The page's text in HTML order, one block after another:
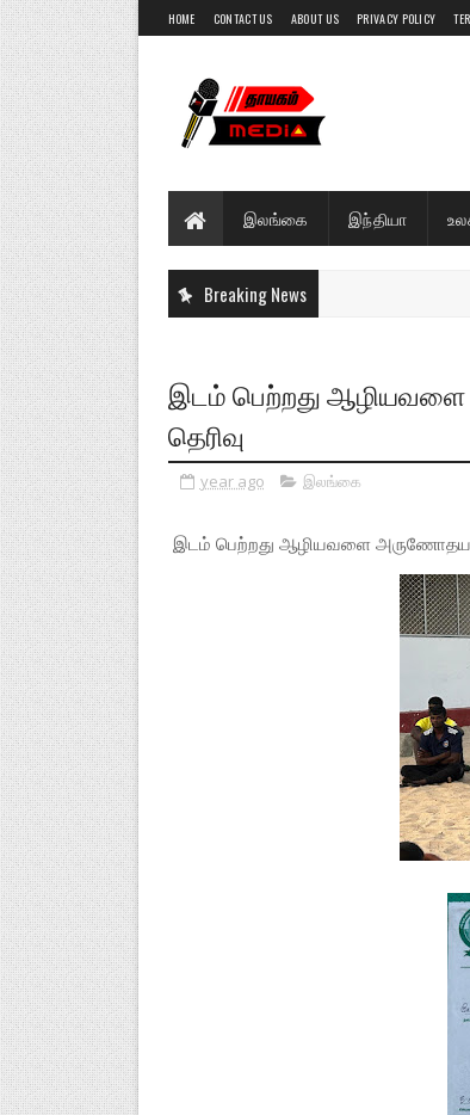
HOME CONTACT US ABOUT US PRIVACY POLICY
இலங்கை இந்தியா
Breaking News
இடம் பெற்றது ஆழியவளை
தெரிவு
year ago இலங்கை
இடம் பெற்றது ஆழியவளை அருணோதயா